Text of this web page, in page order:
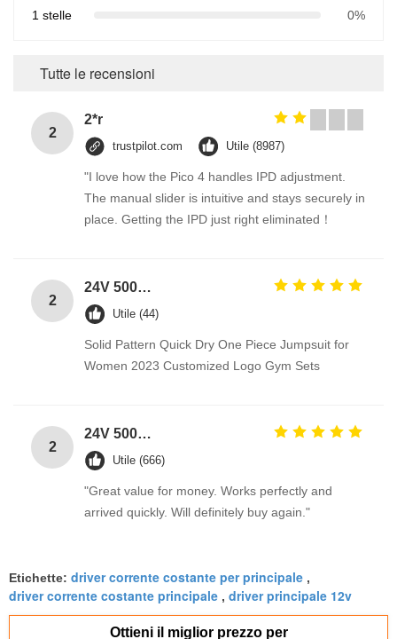
1 stelle
0%
Tutte le recensioni
2
2*r
trustpilot.com Utile (8987)
"I love how the Pico 4 handles IPD adjustment.
The manual slider is intuitive and stays securely in
place. Getting the IPD just right eliminated！
2
24V 500W High power led light strip ac adapter PFC Constant Voltage LED Driver
Utile (44)
Solid Pattern Quick Dry One Piece Jumpsuit for
Women 2023 Customized Logo Gym Sets
2
24V 500W High power led light strip ac adapter PFC Constant Voltage LED Driver
Utile (666)
"Great value for money. Works perfectly and
arrived quickly. Will definitely buy again."
Etichette: driver corrente costante per principale ,
driver corrente costante principale , driver principale 12v
Ottieni il miglior prezzo per